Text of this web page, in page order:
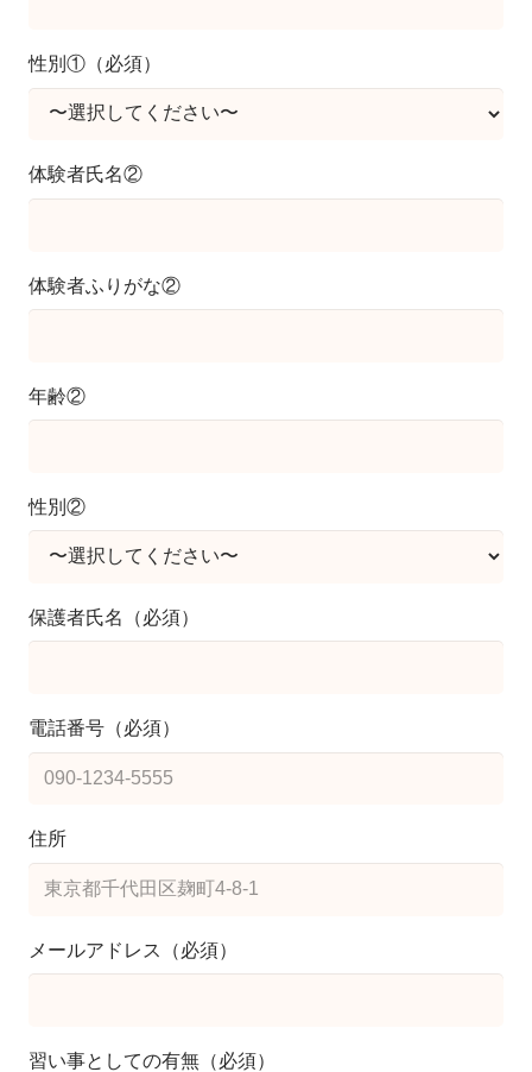
性別①（必須）
体験者氏名②
体験者ふりがな②
年齢②
性別②
保護者氏名（必須）
電話番号（必須）
住所
メールアドレス（必須）
習い事としての有無（必須）